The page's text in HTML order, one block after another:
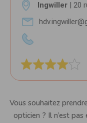
Ingwiller | 20
Vous souhaitez
opticien ? Il n’est